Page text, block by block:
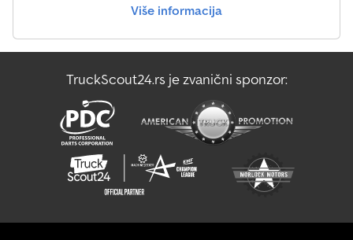
Oklopno Vozilo Za Transport Novca
Transporter Za Staklo
Маневарско Возило
Više informacija
TruckScout24.rs je zvanični sponzor: